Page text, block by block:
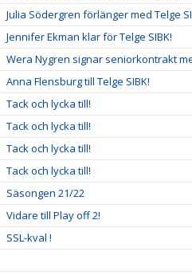
Julia Södergren förlänger med Telge
Jennifer Ekman klar för Telge SIBK!
Wera Nygren signar seniorkontrakt
Anna Flensburg till Telge SIBK!
Tack och lycka till!
Tack och lycka till!
Tack och lycka till!
Tack och lycka till!
Säsongen 21/22
Vidare till Play off 2!
SSL-kval !